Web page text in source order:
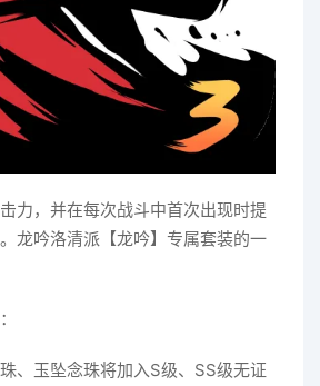
力，并在每次战斗中首次出现时提
龙吟洛清派【龙吟】专属套装的一
、玉坠念珠将加入S级、SS级无证